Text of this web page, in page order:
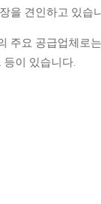
을 견인하고 있습
주요 공급업체로
등이 있습니다.